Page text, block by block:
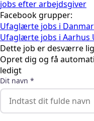
jobs efter arbejdsgiver
Facebook grupper:
Ufaglærte jobs i
Ufaglærte jobs i Aarhus
Dette job er desværre
Opret dig og få
ledigt
Dit navn *